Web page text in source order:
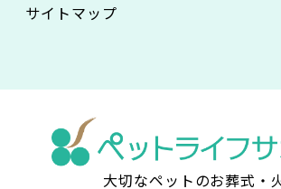
サイトマップ
大切なペットのお葬式・